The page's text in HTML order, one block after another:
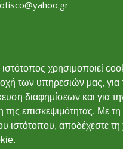
χρησιμοποιεί
των υπηρεσιών μας, για
διαφημίσεων και για
της επισκεψιμότητας. Με
ιστότοπου, αποδέχεστε
Αλεξανδρούπολης, ΤΚ
51488
029 825(Λειβαδιώτης